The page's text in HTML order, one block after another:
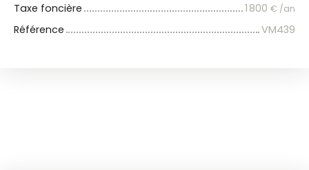
Taxe foncière
1 800 € /an
Référence VM439